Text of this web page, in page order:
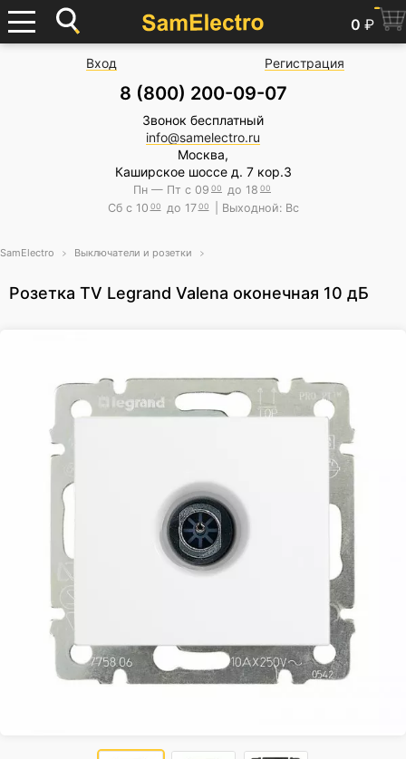
0 ₽
Вход Регистрация
8 (800) 200-09-07
Звонок бесплатный
info@samelectro.ru
Москва,
Каширское шоссе д. 7 кор.3
Пн — Пт с 09 00 до 18 00
Сб с 10 00 до 17 00 | Выходной: Вс
SamElectro Выключатели и розетки
Розетка TV Legrand Valena оконечная 10 дБ